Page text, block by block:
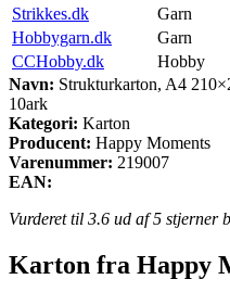
Strikkes.dk
Garn
Hobbygarn.dk
Garn
CCHobby.dk
Hobby
Navn: Strukturkarton, A4
10ark
Kategori: Karton
Producent: Happy Moments
Varenummer: 219007
EAN:
Vurderet til 3.6 ud af 5 stjerner
Karton fra Happy